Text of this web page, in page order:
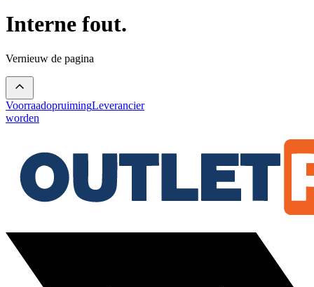
Interne fout.
Vernieuw de pagina
VoorraadopruimingLeverancier
worden